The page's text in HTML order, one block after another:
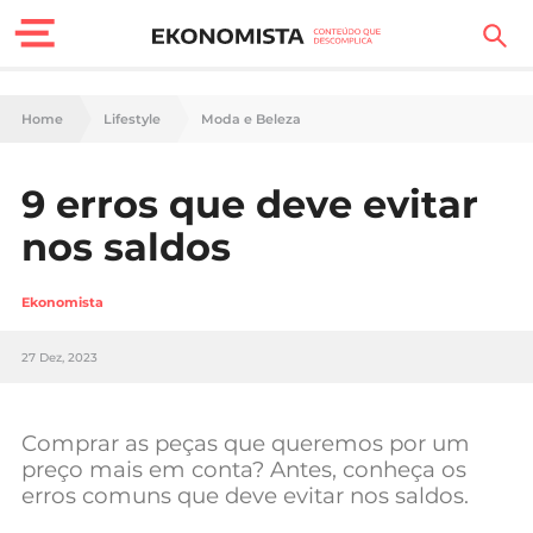
Finanças Pessoais
Carreira
Tecnologia
Negócios
Home Lifestyle Moda e Beleza
9 erros que deve evitar
nos saldos
Ekonomista
27 Dez, 2023
Comprar as peças que queremos por um
preço mais em conta? Antes, conheça os
erros comuns que deve evitar nos saldos.